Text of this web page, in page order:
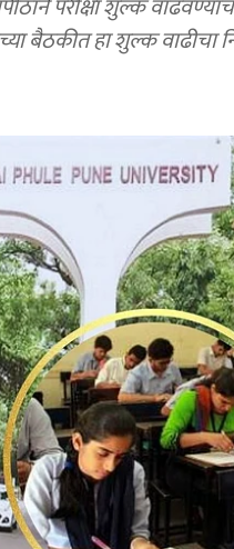
बैठकीत हा शुल्क वाढीचा